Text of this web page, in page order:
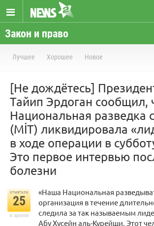
Закон и право
Лучшее Хорошее Новое
[Не дождётесь]
Тайип Эрдоган сообщил,
Национальная разведка
(MİT) ликвидировала
в ходе операции в
Это первое интервью
болезни
отметили
25
в архиве
«Наша Национальная
организация в течение
следила за так называемым
Абу Хусейн аль-Курейши. Этот